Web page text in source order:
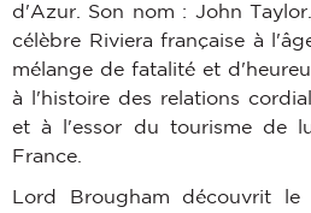
d'Azur. Son nom : John
célèbre Riviera française à
mélange de fatalité et
à l'histoire des relations
et à l'essor du tourisme de
France.
Lord Brougham découvrit